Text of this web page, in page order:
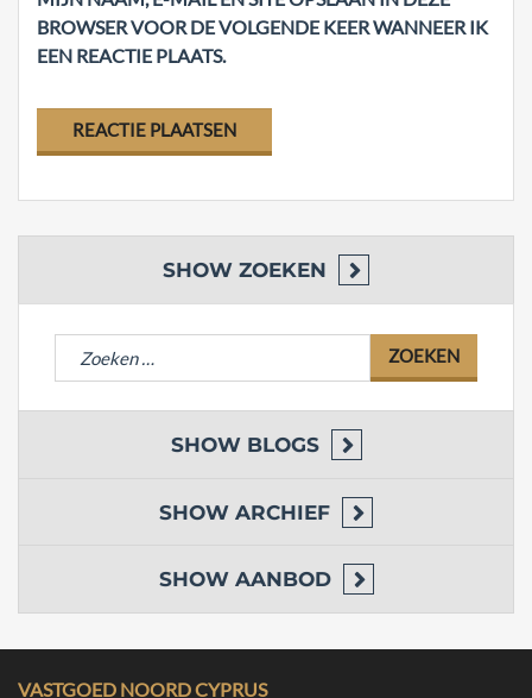
BROWSER VOOR DE VOLGENDE KEER WANNEER IK
EEN REACTIE PLAATS.
SHOW ZOEKEN
Zoeken
naar:
SHOW BLOGS
SHOW ARCHIEF
SHOW AANBOD
VASTGOED NOORD CYPRUS